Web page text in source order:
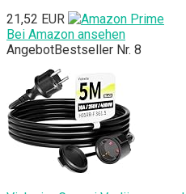
21,52 EUR
Bei Amazon ansehen
AngebotBestseller Nr. 8